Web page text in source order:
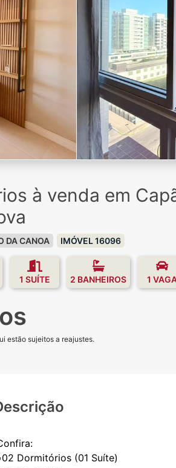
à venda em
DA CANOA IMÓVEL 16096
1 SUÍTE 2 BANHEIROS 1
estão sujeitos a reajustes.
Dormitórios (01 Suíte)